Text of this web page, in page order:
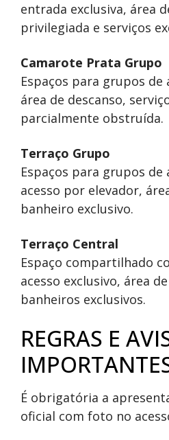
entrada exclusiva, área
privilegiada e serviços
Camarote Prata Grupo
Espaços para grupos de
área de descanso,
parcialmente obstruída.
Terraço Grupo
Espaços para grupos de
acesso por elevador,
banheiro exclusivo.
Terraço Central
Espaço compartilhado
acesso exclusivo, área
banheiros exclusivos.
REGRAS E
É obrigatória a
oficial com foto no